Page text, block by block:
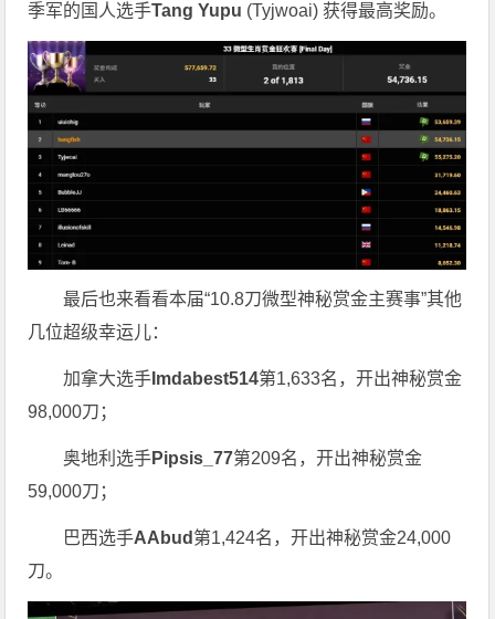
季军的国人选手Tang Yupu (Tyjwoai) 获得最高奖励。
最后也来看看本届“10.8刀微型神秘赏金主赛事”其他
几位超级幸运儿：
加拿大选手 Imdabest514第1,633名，开出神秘赏金
98,000刀；
奥地利选手Pipsis_77第209名，开出神秘赏金
59,000刀；
巴西选手AAbud 第1,424名，开出神秘赏金24,000
刀。